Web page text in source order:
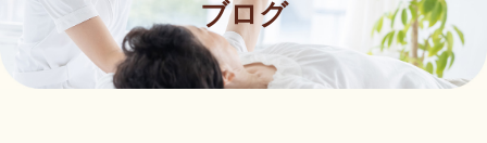
ブログ